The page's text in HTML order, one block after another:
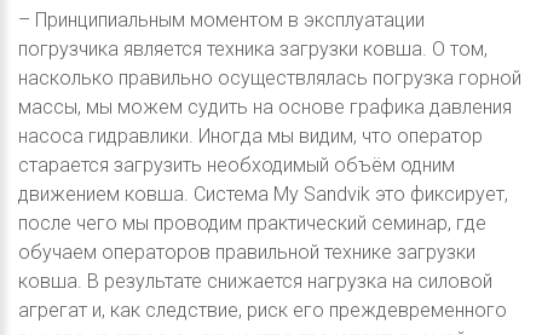
– Принципиальным моментом в эксплуатации
погрузчика является техника загрузки ковша. О том,
насколько правильно осуществлялась погрузка горной
массы, мы можем судить на основе графика давления
насоса гидравлики. Иногда мы видим, что оператор
старается загрузить необходимый объём одним
движением ковша. Система My Sandvik это фиксирует,
после чего мы проводим практический семинар, где
обучаем операторов правильной технике загрузки
ковша. В результате снижается нагрузка на силовой
агрегат и, как следствие, риск его преждевременного